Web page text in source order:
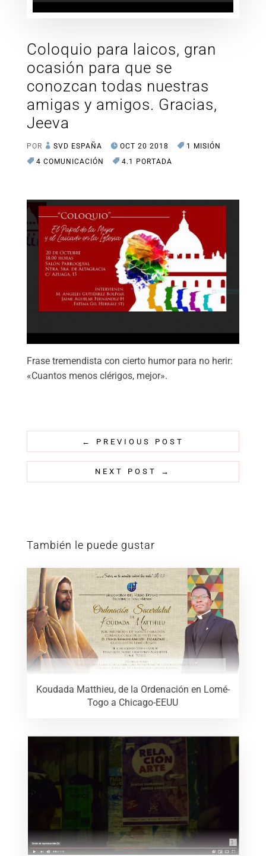
Coloquio para laicos, gran
ocasión para que se
conozcan todas nuestras
amigas y amigos. Gracias,
Jeeva
POR SVD ESPAÑA OCT 20 2018
1 MISIÓN
4 COMUNICACIÓN
4.1 PORTADA
Frase tremendista con cierto humor para no herir:
«Cuantos menos clérigos, mejor».
← PREVIOUS POST
NEXT POST →
También le puede gustar
Koudada Matthieu, de la Ordenación en Lomé-
Togo a Chicago-EEUU